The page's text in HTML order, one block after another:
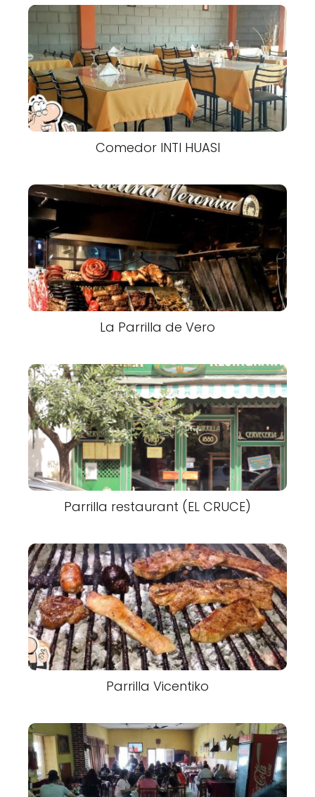
Comedor INTI HUASI
La Parrilla de Vero
Parrilla restaurant (EL CRUCE)
Parrilla Vicentiko